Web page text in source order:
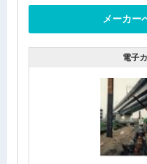
メーカー
電子